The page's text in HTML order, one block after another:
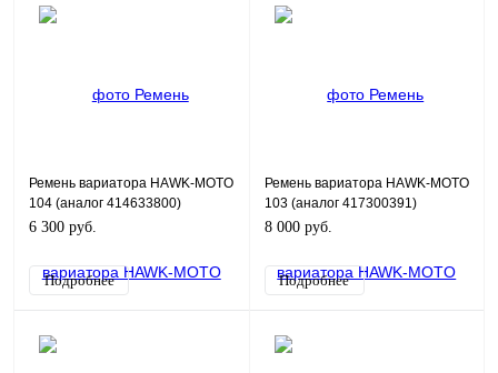
Ремень вариатора HAWK-MOTO
104 (аналог 414633800)
6 300 руб.
Подробнее
Ремень вариатора HAWK-MOTO
103 (аналог 417300391)
8 000 руб.
Подробнее